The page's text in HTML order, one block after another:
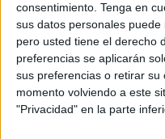
consentimiento. Tenga en
sus datos personales
pero usted tiene el derecho
preferencias se aplicarán
sus preferencias o retirar
momento volviendo a este
"Privacidad" en la parte